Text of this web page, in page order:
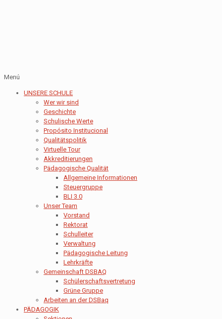
Menú
UNSERE SCHULE
Wer wir sind
Geschichte
Schulische Werte
Propósito Institucional
Qualitätspolitik
Virtuelle Tour
Akkreditierungen
Pädagogische Qualität
Allgemeine Informationen
Steuergruppe
BLI 3.0
Unser Team
Vorstand
Rektorat
Schulleiter
Verwaltung
Pädagogische Leitung
Lehrkräfte
Gemeinschaft DSBAQ
Schülerschaftsvertretung
Grüne Gruppe
Arbeiten an der DSBaq
PÄDAGOGIK